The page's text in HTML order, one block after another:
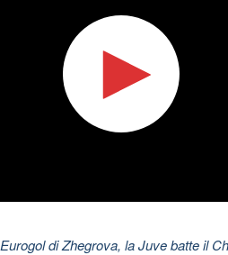
Eurogol di Zhegrova, la Juve batte il